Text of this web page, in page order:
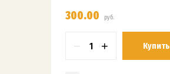
300.00 руб.
− + Купить